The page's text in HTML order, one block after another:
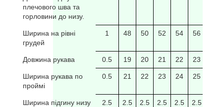
плечового шва та
горловини до низу.
Ширина на рівні
грудей
1 48 50 52 54 56
Довжина рукава 0.5 19 20 21 22 23
Ширина рукава по
проймі
0.5 21 22 23 24 25
Ширина підгину низу
2.5 2.5 2.5 2.5 2.5 2.5